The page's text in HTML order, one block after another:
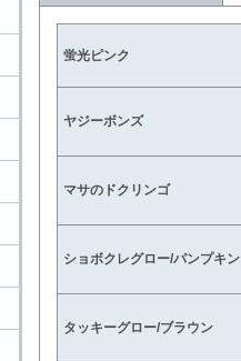
蛍光ピンク
ヤジーボンズ
マサのドクリンゴ
ショボクレグロー/パンプキン
タッキーグロー/ブラウン